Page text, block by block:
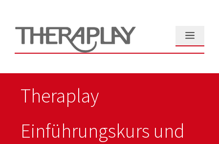
springen
Menü
Theraplay
Einführungskurs und